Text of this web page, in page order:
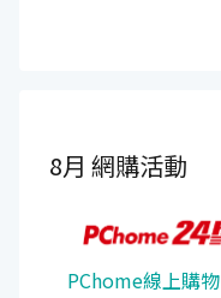
8月 網購活動
PChome線上購物